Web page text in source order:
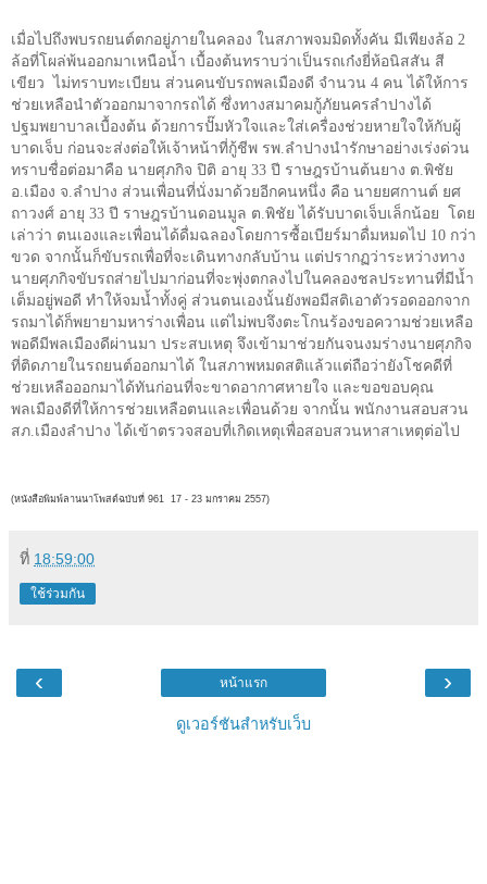
เมื่อไปถึงพบรถยนต์ตกอยู่ภายในคลอง ในสภาพจมมิดทั้งคัน มีเพียงล้อ 2
ล้อที่โผล่พ้นออกมาเหนือน้ำ เบื้องต้นทราบว่าเป็นรถเก๋งยี่ห้อนิสสัน สี
เขียว ไม่ทราบทะเบียน ส่วนคนขับรถพลเมืองดี จำนวน 4 คน ได้ให้การ
ช่วยเหลือนำตัวออกมาจากรถได้ ซึ่งทางสมาคมกู้ภัยนครลำปางได้
ปฐมพยาบาลเบื้องต้น ด้วยการปั๊มหัวใจและใส่เครื่องช่วยหายใจให้กับผู้
บาดเจ็บ ก่อนจะส่งต่อให้เจ้าหน้าที่กู้ชีพ รพ.ลำปางนำรักษาอย่างเร่งด่วน
ทราบชื่อต่อมาคือ นายศุภกิจ ปิติ อายุ 33 ปี ราษฎรบ้านต้นยาง ต.พิชัย
อ.เมือง จ.ลำปาง ส่วนเพื่อนที่นั่งมาด้วยอีกคนหนึ่ง คือ นายยศกานต์ ยศ
ถาวงศ์ อายุ 33 ปี ราษฎรบ้านดอนมูล ต.พิชัย ได้รับบาดเจ็บเล็กน้อย โดย
เล่าว่า ตนเองและเพื่อนได้ดื่มฉลองโดยการซื้อเบียร์มาดื่มหมดไป 10 กว่า
ขวด จากนั้นก็ขับรถเพื่อที่จะเดินทางกลับบ้าน แต่ปรากฏว่าระหว่างทาง
นายศุภกิจขับรถส่ายไปมาก่อนที่จะพุ่งตกลงไปในคลองชลประทานที่มีน้ำ
เต็มอยู่พอดี ทำให้จมน้ำทั้งคู่ ส่วนตนเองนั้นยังพอมีสติเอาตัวรอดออกจาก
รถมาได้ก็พยายามหาร่างเพื่อน แต่ไม่พบจึงตะโกนร้องขอความช่วยเหลือ
พอดีมีพลเมืองดีผ่านมา ประสบเหตุ จึงเข้ามาช่วยกันจนงมร่างนายศุภกิจ
ที่ติดภายในรถยนต์ออกมาได้ ในสภาพหมดสติแล้วแต่ถือว่ายังโชคดีที่
ช่วยเหลือออกมาได้ทันก่อนที่จะขาดอากาศหายใจ และขอขอบคุณ
พลเมืองดีที่ให้การช่วยเหลือตนและเพื่อนด้วย จากนั้น พนักงานสอบสวน
สภ.เมืองลำปาง ได้เข้าตรวจสอบที่เกิดเหตุเพื่อสอบสวนหาสาเหตุต่อไป
(หนังสือพิมพ์ลานนาโพสต์ฉบับที่ 961 17 - 23 มกราคม 2557)
ที่ 18:59:00
ใช้ร่วมกัน
‹ ›
หน้าแรก
ดูเวอร์ชันสำหรับเว็บ